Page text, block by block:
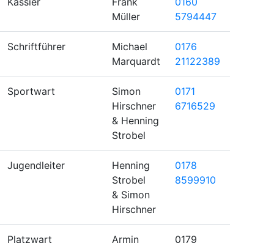
Müller
5794447
Schriftführer
Michael
Marquardt
0176
21122389
Sportwart
Simon
Hirschner
& Henning
Strobel
0171
6716529
Jugendleiter
Henning
Strobel
& Simon
Hirschner
0178
8599910
Platzwart Armin 0179